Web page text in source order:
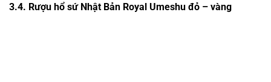
3.4. Rượu hổ sứ Nhật Bản Royal Umeshu đỏ – vàng